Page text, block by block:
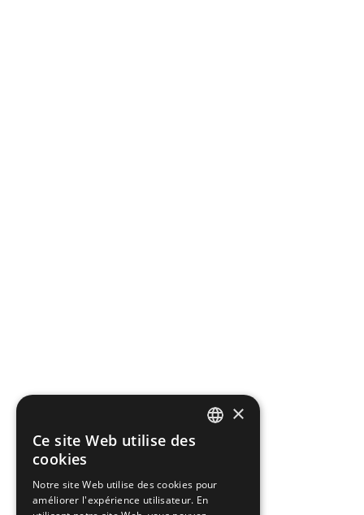
×
Ce site Web utilise des
cookies
Notre site Web utilise des cookies pour
améliorer l'expérience utilisateur. En